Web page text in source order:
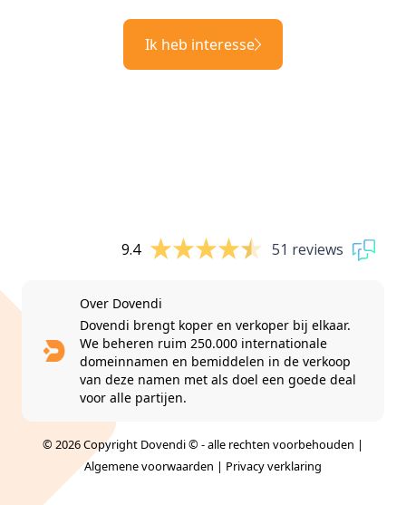
Ik heb interesse
9.4 51 reviews
Over Dovendi
Dovendi brengt koper en verkoper bij elkaar.
We beheren ruim 250.000 internationale
domeinnamen en bemiddelen in de verkoop
van deze namen met als doel een goede deal
voor alle partijen.
© 2026 Copyright Dovendi © - alle rechten voorbehouden |
Algemene voorwaarden | Privacy verklaring